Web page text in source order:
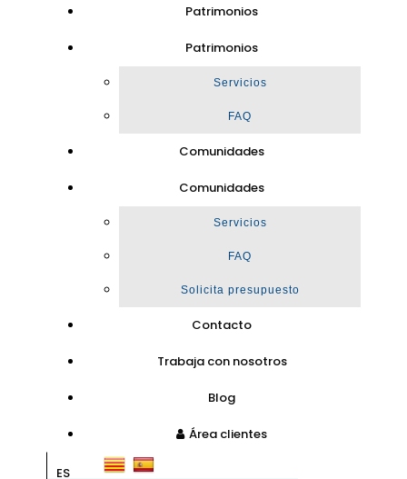
Patrimonios
Patrimonios
Servicios
FAQ
Comunidades
Comunidades
Servicios
FAQ
Solicita presupuesto
Contacto
Trabaja con nosotros
Blog
Área clientes
ES